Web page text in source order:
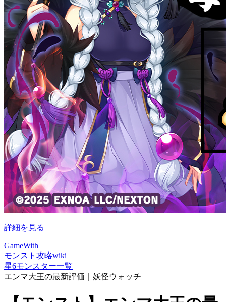
詳細を見る
GameWith
モンスト攻略wiki
星6モンスター一覧
エンマ大王の最新評価｜妖怪ウォッチ